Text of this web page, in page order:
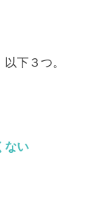
下３つ。
ない